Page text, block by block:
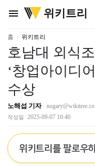
menu
위
키
리
위키트리
홈 위키트리
호남대 외식
‘창업아이디
수상
노해섭 기자
작성일 2025-09-07 10:40
위키트리를 팔로우